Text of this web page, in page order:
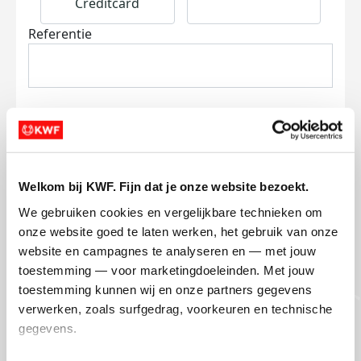
Welkom bij KWF. Fijn dat je onze website bezoekt.
We gebruiken cookies en vergelijkbare technieken om
onze website goed te laten werken, het gebruik van onze
website en campagnes te analyseren en — met jouw
toestemming — voor marketingdoeleinden. Met jouw
toestemming kunnen wij en onze partners gegevens
verwerken, zoals surfgedrag, voorkeuren en technische
gegevens.
Referentie
Ik wil bijdragen aan de transactiekosten
Doneer nu
Opgehaald